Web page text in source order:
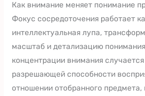
Как внимание меняет понимание
Фокус сосредоточения работает
интеллектуальная лупа,
масштаб и детализацию
концентрации внимания
разрешающей способности
отношении отобранного